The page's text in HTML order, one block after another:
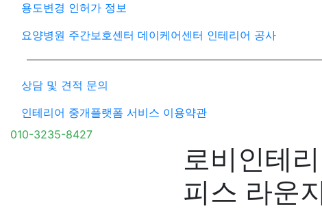
용도변경 인허가 정보
요양병원 주간보호센터 데이케어센터 인테리어 공사
상담 및 견적 문의
인테리어 중개플랫폼 서비스 이용약관
010-3235-8427
로비인테
피스 라운